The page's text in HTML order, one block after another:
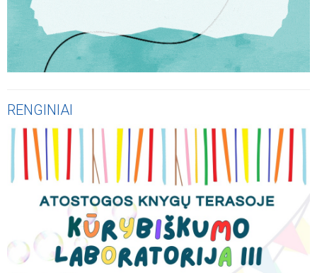
RENGINIAI